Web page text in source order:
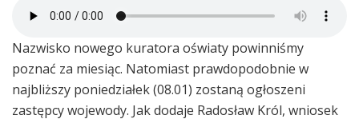
Nazwisko nowego kuratora oświaty powinniśmy
poznać za miesiąc. Natomiast prawdopodobnie w
najbliższy poniedziałek (08.01) zostaną ogłoszeni
zastępcy wojewody. Jak dodaje Radosław Król, wniosek